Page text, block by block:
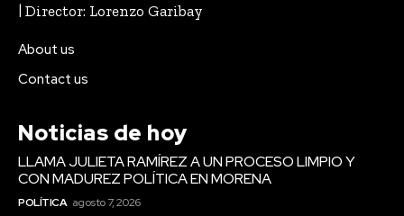
| Director: Lorenzo Garibay
About us
Contact us
Noticias de hoy
LLAMA JULIETA RAMÍREZ A UN PROCESO LIMPIO Y
CON MADUREZ POLÍTICA EN MORENA
POLÍTICA agosto 7, 2026